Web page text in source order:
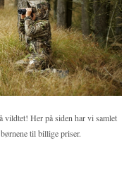
vildtet! Her på siden har vi samlet
til billige priser.